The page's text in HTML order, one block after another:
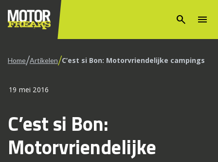
search menu
Home/Artikelen/C’est si Bon: Motorvriendelijke campings
19 mei 2016
C’est si Bon:
Motorvriendelijke